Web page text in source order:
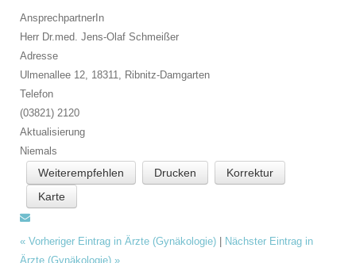
AnsprechpartnerIn
Herr Dr.med. Jens-Olaf Schmeißer
Adresse
Ulmenallee 12, 18311, Ribnitz-Damgarten
Telefon
(03821) 2120
Aktualisierung
Niemals
Weiterempfehlen Drucken
Korrektur
Karte
« Vorheriger Eintrag in Ärzte (Gynäkologie)
Nächster Eintrag in
Ärzte (Gynäkologie) »